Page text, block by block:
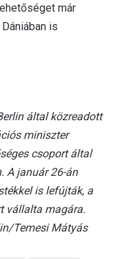
már
is
által közreadott
miniszter
csoport által
A január 26-án
is lefújták, a
vállalta magára.
Temesi Mátyás